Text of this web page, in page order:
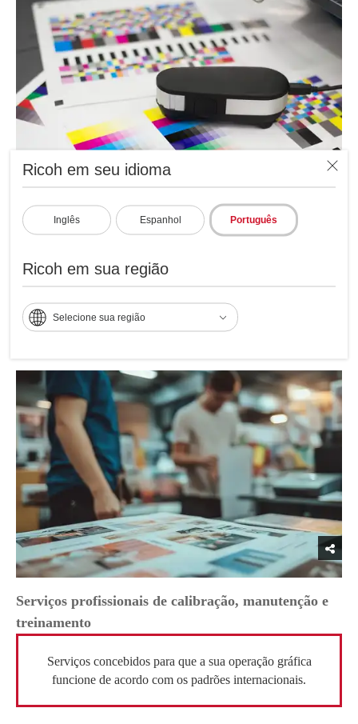
Ricoh em seu idioma
Inglês Espanhol Português
Ricoh em sua região
Selecione sua região
Espectrofotômetro
Dispositivo de medição de cor (X-Rite i1 Pro 3 ou EFI
ES-3000) para ler amostras de cor impressas.
Serviços profissionais de calibração, manutenção e
treinamento
Serviços concebidos para que a sua operação gráfica
funcione de acordo com os padrões internacionais.